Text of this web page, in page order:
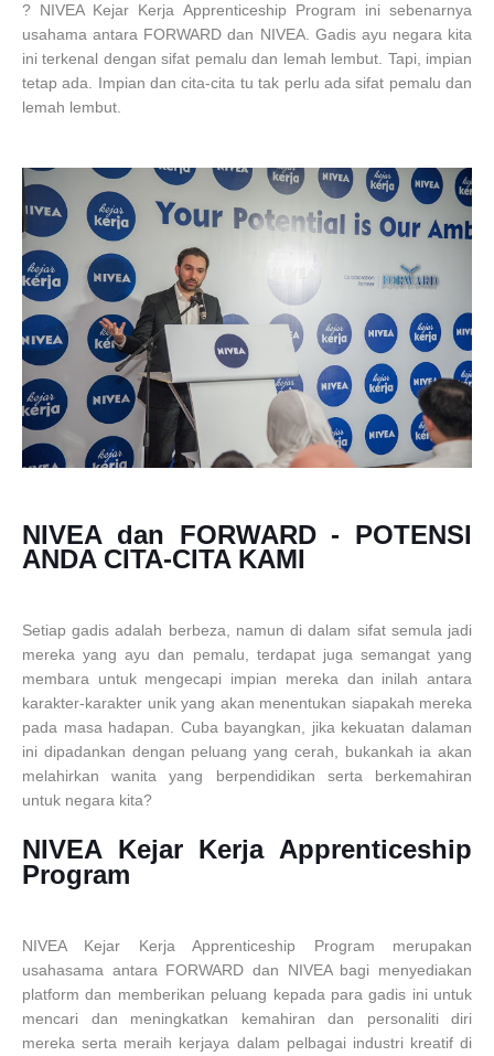
? NIVEA Kejar Kerja Apprenticeship Program ini sebenarnya
usahama antara FORWARD dan NIVEA. Gadis ayu negara kita
ini terkenal dengan sifat pemalu dan lemah lembut. Tapi, impian
tetap ada. Impian dan cita-cita tu tak perlu ada sifat pemalu dan
lemah lembut.
NIVEA dan FORWARD - POTENSI
ANDA CITA-CITA KAMI
Setiap gadis adalah berbeza, namun di dalam sifat semula jadi
mereka yang ayu dan pemalu, terdapat juga semangat yang
membara untuk mengecapi impian mereka dan inilah antara
karakter-karakter unik yang akan menentukan siapakah mereka
pada masa hadapan. Cuba bayangkan, jika kekuatan dalaman
ini dipadankan dengan peluang yang cerah, bukankah ia akan
melahirkan wanita yang berpendidikan serta berkemahiran
untuk negara kita?
NIVEA Kejar Kerja Apprenticeship
Program
NIVEA Kejar Kerja Apprenticeship Program merupakan
usahasama antara FORWARD dan NIVEA bagi menyediakan
platform dan memberikan peluang kepada para gadis ini untuk
mencari dan meningkatkan kemahiran dan personaliti diri
mereka serta meraih kerjaya dalam pelbagai industri kreatif di